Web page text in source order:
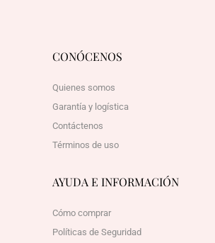
CONÓCENOS
Quienes somos
Garantía y logística
Contáctenos
Términos de uso
AYUDA E INFORMACIÓN
Cómo comprar
Políticas de Seguridad